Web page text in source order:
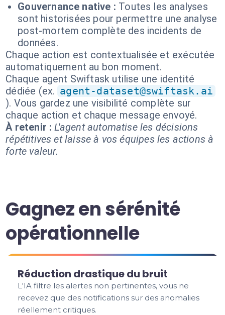
Gouvernance native : Toutes les analyses
sont historisées pour permettre une analyse
post-mortem complète des incidents de
données.
Chaque action est contextualisée et exécutée
automatiquement au bon moment.
Chaque agent Swiftask utilise une identité
dédiée (ex. agent-dataset@swiftask.ai
). Vous gardez une visibilité complète sur
chaque action et chaque message envoyé.
À retenir : L'agent automatise les décisions
répétitives et laisse à vos équipes les actions à
forte valeur.
Gagnez en sérénité
opérationnelle
Réduction drastique du bruit
L'IA filtre les alertes non pertinentes, vous ne
recevez que des notifications sur des anomalies
réellement critiques.